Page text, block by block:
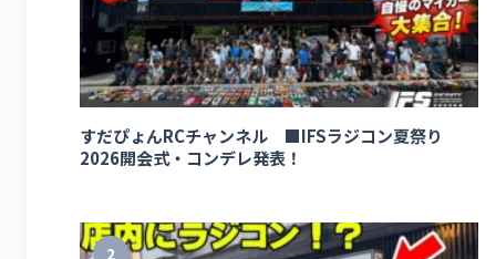
すだぴょんRCチャンネル ■IFSラジコン夏祭り
2026開会式・コンデレ発表！
2